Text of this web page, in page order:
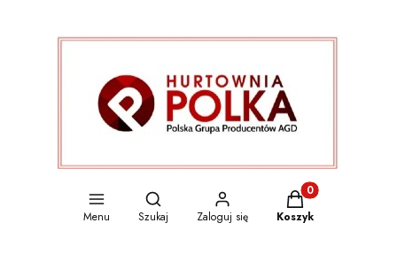
Menu
Otwórz wyszukiwarkę
Szukaj Zaloguj się
Produkty w
Koszyk